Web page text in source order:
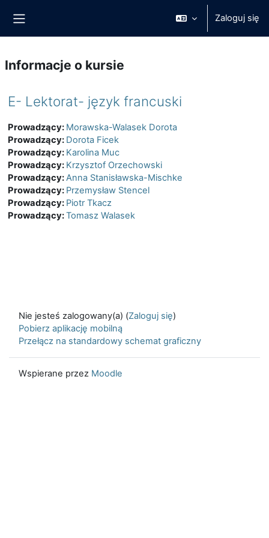
Zaloguj się
Informacje o kursie
E- Lektorat- język francuski
Prowadzący: Morawska-Walasek Dorota
Prowadzący: Dorota Ficek
Prowadzący: Karolina Muc
Prowadzący: Krzysztof Orzechowski
Prowadzący:Anna Stanisławska-Mischke
Prowadzący: Przemysław Stencel
Prowadzący: Piotr Tkacz
Prowadzący:Tomasz Walasek
Nie jesteś zalogowany(a) (Zaloguj się)
Pobierz aplikację mobilną
Przełącz na standardowy schemat graficzny
Wspierane przez Moodle